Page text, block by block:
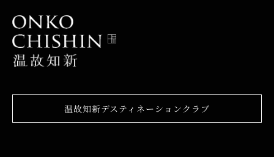
温故知新デスティネーションクラブ